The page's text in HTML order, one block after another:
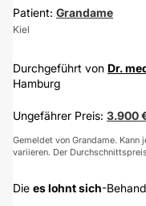
Patient: Grandame
Kiel
Durchgeführt von Dr.
Hamburg
Ungefährer Preis: 3.900
Gemeldet von Grandame.
variieren. Der
Die es lohnt sich-